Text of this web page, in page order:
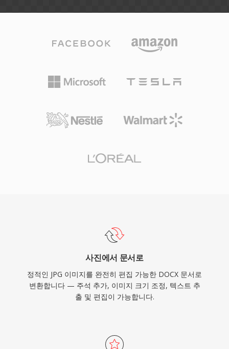
사진에서 문서로
정적인 JPG 이미지를 완전히 편집 가능한 DOCX 문서로
변환합니다 — 주석 추가, 이미지 크기 조정, 텍스트 추
출 및 편집이 가능합니다.